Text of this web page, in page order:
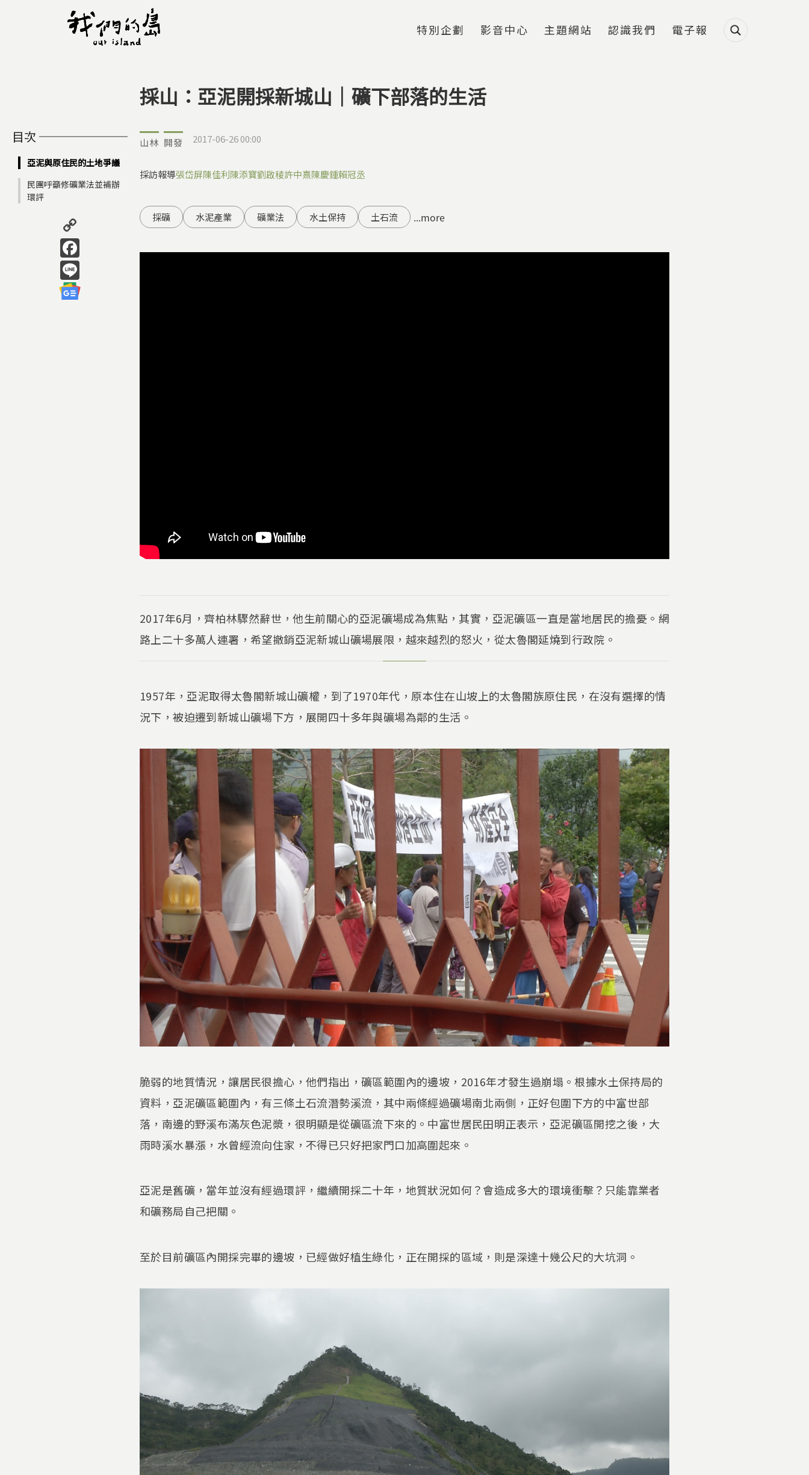
特別企劃 影音中心 主題網站 認識我們 電子報
您在這裡
採山：亞泥開採新城山｜礦下部落的生活
目次
亞泥與原住民的土地爭議
民團呼籲修礦業法並補辦
環評
Facebook
山林 開發 2017-06-26 00:00
採訪報導張岱屏陳佳利陳添寶劉啟稜許中熹陳慶鍾賴冠丞
採礦 水泥產業 礦業法 水土保持 土石流 ...more
2017年6月，齊柏林驟然辭世，他生前關心的亞泥礦場成為焦點，其實，亞泥礦區一直是當地居民的擔憂。網
路上二十多萬人連署，希望撤銷亞泥新城山礦場展限，越來越烈的怒火，從太魯閣延燒到行政院。
1957年，亞泥取得太魯閣新城山礦權，到了1970年代，原本住在山坡上的太魯閣族原住民，在沒有選擇的情
況下，被迫遷到新城山礦場下方，展開四十多年與礦場為鄰的生活。
脆弱的地質情況，讓居民很擔心，他們指出，礦區範圍內的邊坡，2016年才發生過崩塌。根據水土保持局的
資料，亞泥礦區範圍內，有三條土石流潛勢溪流，其中兩條經過礦場南北兩側，正好包圍下方的中富世部
落，南邊的野溪布滿灰色泥漿，很明顯是從礦區流下來的。中富世居民田明正表示，亞泥礦區開挖之後，大
雨時溪水暴漲，水曾經流向住家，不得已只好把家門口加高圍起來。
亞泥是舊礦，當年並沒有經過環評，繼續開採二十年，地質狀況如何？會造成多大的環境衝擊？只能靠業者
和礦務局自己把關。
至於目前礦區內開採完畢的邊坡，已經做好植生綠化，正在開採的區域，則是深達十幾公尺的大坑洞。